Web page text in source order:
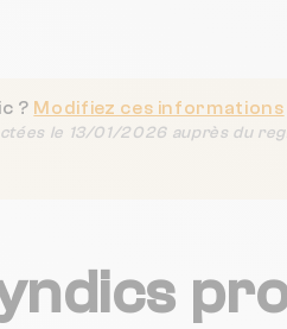
? Modifiez ces informations
le 13/01/2026 auprès du